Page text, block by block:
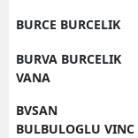
BURCE BURCELIK
BURVA BURCELIK
VANA
BVSAN
BULBULOGLU VINC